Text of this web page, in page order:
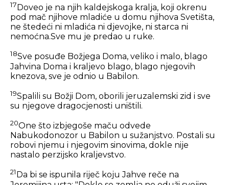
17 Doveo je na njih kaldejskoga kralja, koji okrenu
pod mač njihove mladiće u domu njihova Svetišta,
ne štedeći ni mladića ni djevojke, ni starca ni
nemoćna.Sve mu je predao u ruke.
18Sve posuđe Božjega Doma, veliko i malo, blago
Jahvina Doma i kraljevo blago, blago njegovih
knezova, sve je odnio u Babilon.
19Spalili su Božji Dom, oborili jeruzalemski zid i sve
su njegove dragocjenosti uništili.
20One što izbjegoše maču odvede
Nabukodonozor u Babilon u sužanjstvo. Postali su
robovi njemu i njegovim sinovima, dokle nije
nastalo perzijsko kraljevstvo.
21 Da bi se ispunila riječ koju Jahve reče na